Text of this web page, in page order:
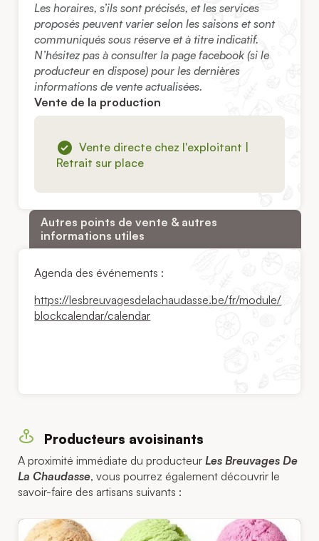
Les horaires, s’ils sont précisés, et les services
proposés peuvent varier selon les saisons et sont
communiqués sous réserve et à titre indicatif.
N’hésitez pas à consulter la page facebook (si le
producteur en dispose) pour les dernières
informations de vente actualisées.
Vente de la production
Vente directe chez l'exploitant |
Retrait sur place
Autres points de vente & autres
informations utiles
Agenda des événements :
https://lesbreuvagesdelachaudasse.be/fr/module/
blockcalendar/calendar
Producteurs avoisinants
A proximité immédiate du producteur Les Breuvages De
La Chaudasse, vous pourrez également découvrir le
savoir-faire des artisans suivants :